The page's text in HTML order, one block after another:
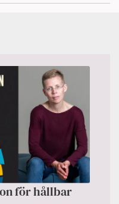
för hållbar